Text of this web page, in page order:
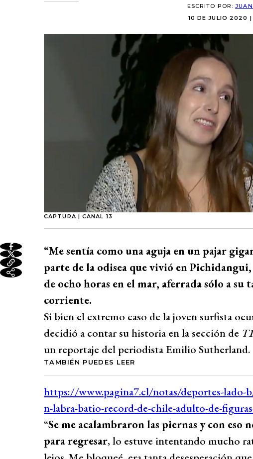
ESCRITO POR:
10 DE JULIO 2020 |
CAPTURA | CANAL 13
“Me sentía como una aguja en un pajar
parte de la odisea que vivió en
de ocho horas en el mar, aferrada sólo a
corriente.
Si bien el extremo caso de la joven surfista
decidió a contar su historia en la sección de
un reportaje del periodista Emilio Sutherland.
TAMBIÉN PUEDES LEER
“Se me acalambraron las piernas y con eso
para regresar, lo estuve intentando mucho